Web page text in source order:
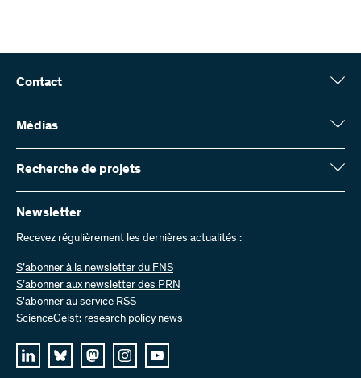
Contact
Fonds national suisse (FNS)
Wildhainweg 3
Contactez-nous
Envoyer des factures
Travailler chez nous
Offres d’emploi
Médias
Service de presse
Rapport annuel
Recherche de projets
Vous trouverez ici des informations complètes sur les projets de
recherche et les subsides approuvés par le FNS :
Recherche de projets
Newsletter
Recevez régulièrement les dernières actualités :
S’abonner à la newsletter du FNS
S’abonner aux newsletter des PRN
S'abonner au service RSS
ScienceGeist: research policy news